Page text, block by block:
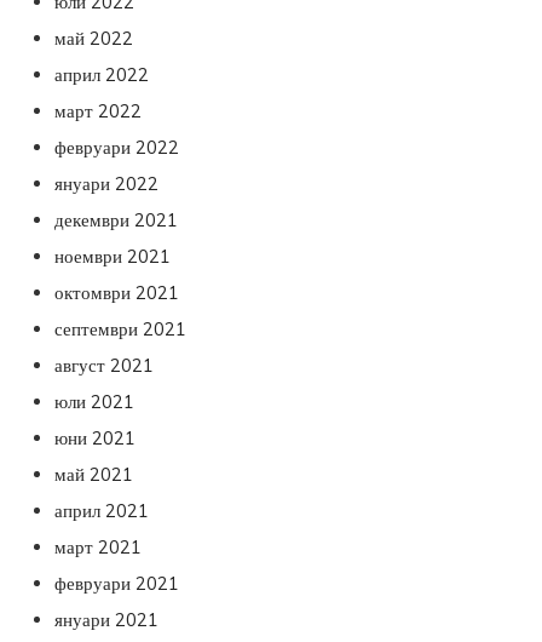
май 2022
април 2022
март 2022
февруари 2022
януари 2022
декември 2021
ноември 2021
октомври 2021
септември 2021
август 2021
юли 2021
юни 2021
май 2021
април 2021
март 2021
февруари 2021
януари 2021